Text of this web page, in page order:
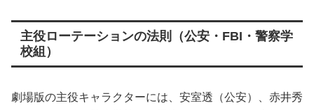
主役ローテーションの法則（公安・FBI・警察学
校組）
劇場版の主役キャラクターには、安室透（公安）、赤井秀